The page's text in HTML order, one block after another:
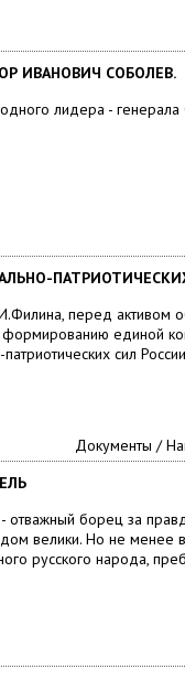
ИВАНОВИЧ СОБОЛЕВ.
лидера -
перед активом
единой
сил
Документы /
отважный борец за
велики. Но не менее
русского народа,